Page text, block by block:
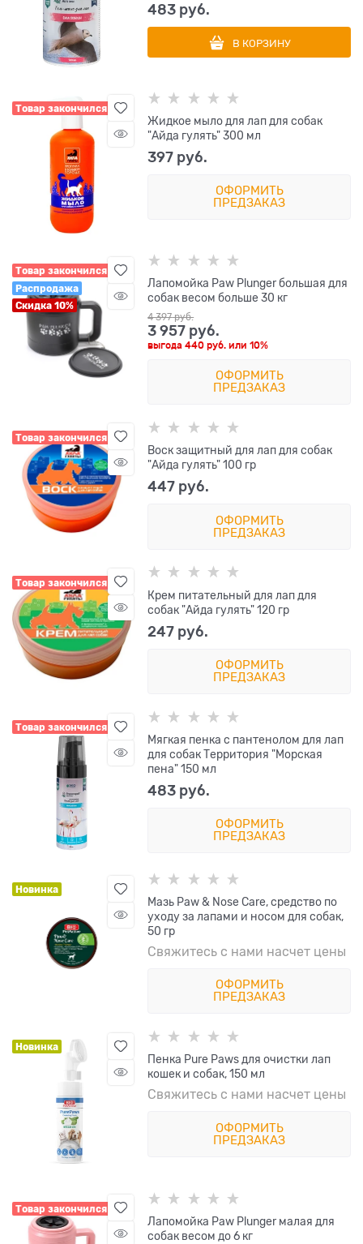
483 руб.
В КОРЗИНУ
Товар закончился
Жидкое мыло для лап для собак
"Айда гулять" 300 мл
397 руб.
ОФОРМИТЬ
ПРЕДЗАКАЗ
Товар закончился
Распродажа
Скидка 10%
Лапомойка Paw Plunger большая для
собак весом больше 30 кг
4 397 руб.
3 957 руб.
выгода440 руб. или10%
ОФОРМИТЬ
ПРЕДЗАКАЗ
Товар закончился
Воск защитный для лап для собак
"Айда гулять" 100 гр
447 руб.
ОФОРМИТЬ
ПРЕДЗАКАЗ
Товар закончился
Крем питательный для лап для
собак "Айда гулять" 120 гр
247 руб.
ОФОРМИТЬ
ПРЕДЗАКАЗ
Товар закончился
Мягкая пенка с пантенолом для лап
для собак Территория "Морская
пена" 150 мл
483 руб.
ОФОРМИТЬ
ПРЕДЗАКАЗ
Новинка
Мазь Paw & Nose Care, средство по
уходу за лапами и носом для собак,
50 гр
Свяжитесь с нами насчет цены
ОФОРМИТЬ
ПРЕДЗАКАЗ
Новинка
Пенка Pure Paws для очистки лап
кошек и собак, 150 мл
Свяжитесь с нами насчет цены
ОФОРМИТЬ
ПРЕДЗАКАЗ
Товар закончился
Лапомойка Paw Plunger малая для
собак весом до 6 кг